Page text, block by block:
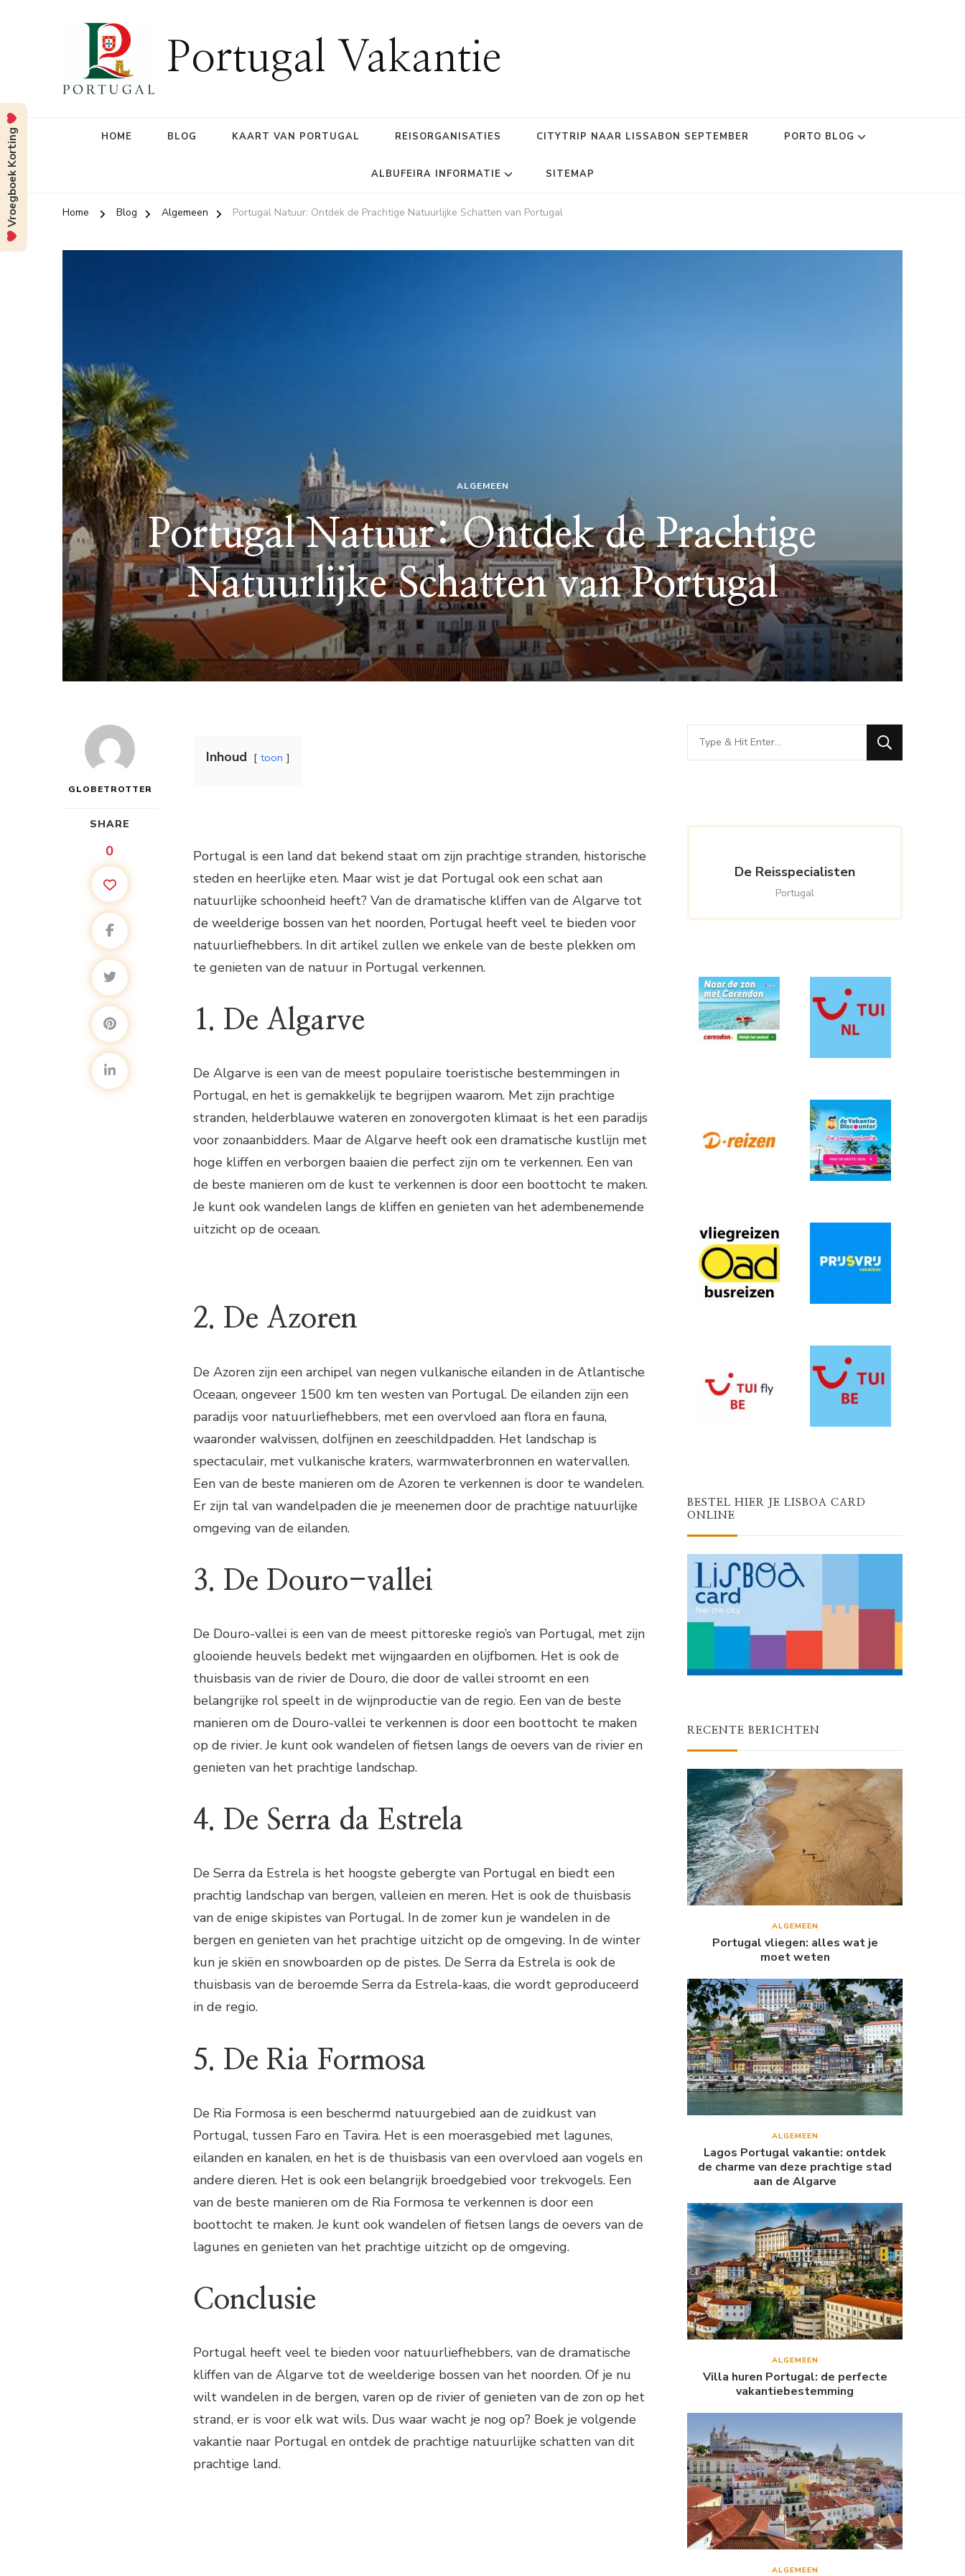
Portugal Vakantie
HOME BLOG KAART VAN PORTUGAL REISORGANISATIES CITYTRIP NAAR LISSABON SEPTEMBER PORTO BLOG
ALBUFEIRA INFORMATIE SITEMAP
Home Blog Algemeen Portugal Natuur: Ontdek de Prachtige Natuurlijke Schatten van Portugal
ALGEMEEN
Portugal Natuur: Ontdek de Prachtige
Natuurlijke Schatten van Portugal
GLOBETROTTER
SHARE
0
Inhoud toon
Portugal is een land dat bekend staat om zijn prachtige stranden, historische
steden en heerlijke eten. Maar wist je dat Portugal ook een schat aan
natuurlijke schoonheid heeft? Van de dramatische kliffen van de Algarve tot
de weelderige bossen van het noorden, Portugal heeft veel te bieden voor
natuurliefhebbers. In dit artikel zullen we enkele van de beste plekken om
te genieten van de natuur in Portugal verkennen.
1. De Algarve
De Algarve is een van de meest populaire toeristische bestemmingen in
Portugal, en het is gemakkelijk te begrijpen waarom. Met zijn prachtige
stranden, helderblauwe wateren en zonovergoten klimaat is het een paradijs
voor zonaanbidders. Maar de Algarve heeft ook een dramatische kustlijn met
hoge kliffen en verborgen baaien die perfect zijn om te verkennen. Een van
de beste manieren om de kust te verkennen is door een boottocht te maken.
Je kunt ook wandelen langs de kliffen en genieten van het adembenemende
uitzicht op de oceaan.
2. De Azoren
De Azoren zijn een archipel van negen vulkanische eilanden in de Atlantische
Oceaan, ongeveer 1500 km ten westen van Portugal. De eilanden zijn een
paradijs voor natuurliefhebbers, met een overvloed aan flora en fauna,
waaronder walvissen, dolfijnen en zeeschildpadden. Het landschap is
spectaculair, met vulkanische kraters, warmwaterbronnen en watervallen.
Een van de beste manieren om de Azoren te verkennen is door te wandelen.
Er zijn tal van wandelpaden die je meenemen door de prachtige natuurlijke
omgeving van de eilanden.
3. De Douro-vallei
De Douro-vallei is een van de meest pittoreske regio’s van Portugal, met zijn
glooiende heuvels bedekt met wijngaarden en olijfbomen. Het is ook de
thuisbasis van de rivier de Douro, die door de vallei stroomt en een
belangrijke rol speelt in de wijnproductie van de regio. Een van de beste
manieren om de Douro-vallei te verkennen is door een boottocht te maken
op de rivier. Je kunt ook wandelen of fietsen langs de oevers van de rivier en
genieten van het prachtige landschap.
4. De Serra da Estrela
De Serra da Estrela is het hoogste gebergte van Portugal en biedt een
prachtig landschap van bergen, valleien en meren. Het is ook de thuisbasis
van de enige skipistes van Portugal. In de zomer kun je wandelen in de
bergen en genieten van het prachtige uitzicht op de omgeving. In de winter
kun je skiën en snowboarden op de pistes. De Serra da Estrela is ook de
thuisbasis van de beroemde Serra da Estrela-kaas, die wordt geproduceerd
in de regio.
5. De Ria Formosa
De Ria Formosa is een beschermd natuurgebied aan de zuidkust van
Portugal, tussen Faro en Tavira. Het is een moerasgebied met lagunes,
eilanden en kanalen, en het is de thuisbasis van een overvloed aan vogels en
andere dieren. Het is ook een belangrijk broedgebied voor trekvogels. Een
van de beste manieren om de Ria Formosa te verkennen is door een
boottocht te maken. Je kunt ook wandelen of fietsen langs de oevers van de
lagunes en genieten van het prachtige uitzicht op de omgeving.
Conclusie
Portugal heeft veel te bieden voor natuurliefhebbers, van de dramatische
kliffen van de Algarve tot de weelderige bossen van het noorden. Of je nu
wilt wandelen in de bergen, varen op de rivier of genieten van de zon op het
strand, er is voor elk wat wils. Dus waar wacht je nog op? Boek je volgende
vakantie naar Portugal en ontdek de prachtige natuurlijke schatten van dit
prachtige land.
Looking
for
De Reisspecialisten
Portugal
BESTEL HIER JE LISBOA CARD
ONLINE
RECENTE BERICHTEN
ALGEMEEN
Portugal vliegen: alles wat je
moet weten
ALGEMEEN
Lagos Portugal vakantie: ontdek
de charme van deze prachtige stad
aan de Algarve
ALGEMEEN
Villa huren Portugal: de perfecte
vakantiebestemming
ALGEMEEN
Vroegboek Korting